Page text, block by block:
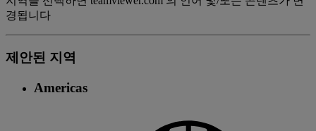
경됩니다
제안된 지역
Americas